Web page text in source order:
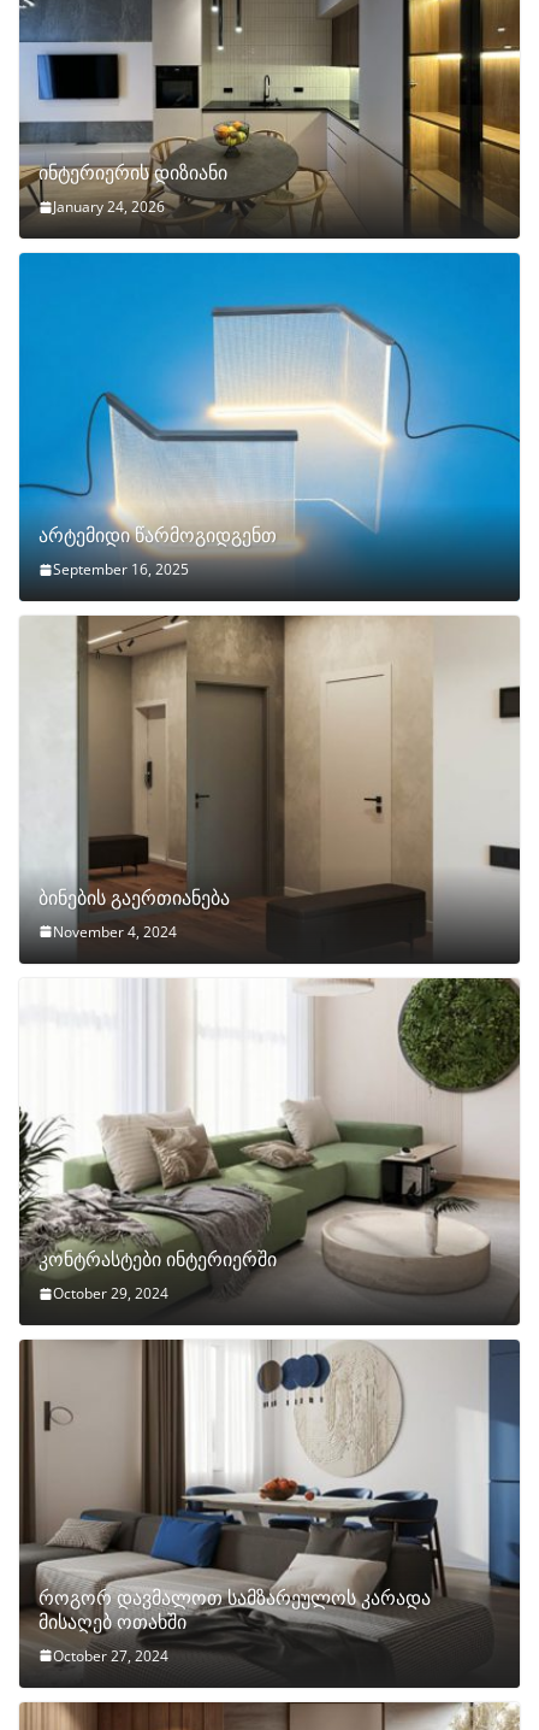
ინტერიერის დიზიანი
January 24, 2026
არტემიდი წარმოგიდგენთ
September 16, 2025
ბინების გაერთიანება
November 4, 2024
კონტრასტები ინტერიერში
October 29, 2024
როგორ დავმალოთ სამზარეულოს კარადა
მისაღებ ოთახში
October 27, 2024